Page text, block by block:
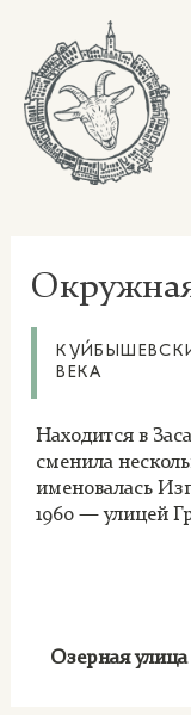
content
ВЕКА
Находится в
сменила
именовалась
1960 — улицей
Озерная